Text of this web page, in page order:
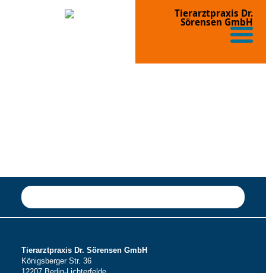
Tierarztpraxis Dr.
Sörensen GmbH
Tierarztpraxis Dr. Sörensen GmbH
Königsberger Str. 36